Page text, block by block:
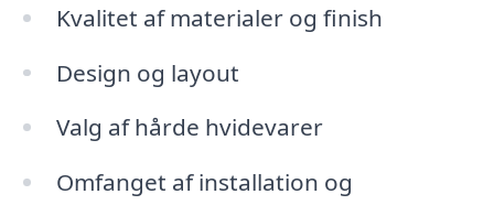
Kvalitet af materialer og finish
Design og layout
Valg af hårde hvidevarer
Omfanget af installation og